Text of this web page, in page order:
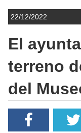
22/12/2022
El
terreno
del